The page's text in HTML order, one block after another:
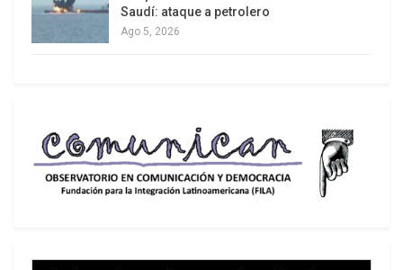
Saudí: ataque a petrolero
Ago 5, 2026